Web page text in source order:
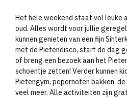
Het hele weekend staat vol leuke
oud. Alles wordt voor jullie
kunnen genieten van een fijn
met de Pietendisco, start de dag
of breng een bezoek aan het
schoentje zetten! Verder kunnen
Pietengym, pepernoten bakken,
veel meer. Alle activiteiten zijn